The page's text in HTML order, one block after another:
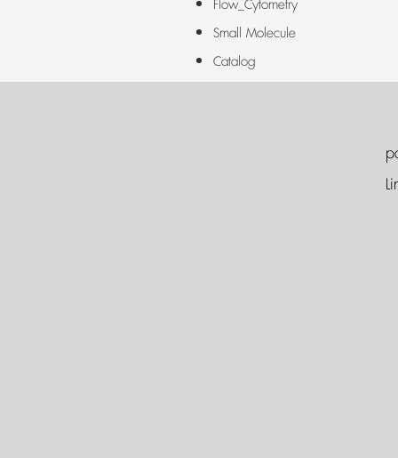
Flow_Cytometry
Small Molecule
Catalog